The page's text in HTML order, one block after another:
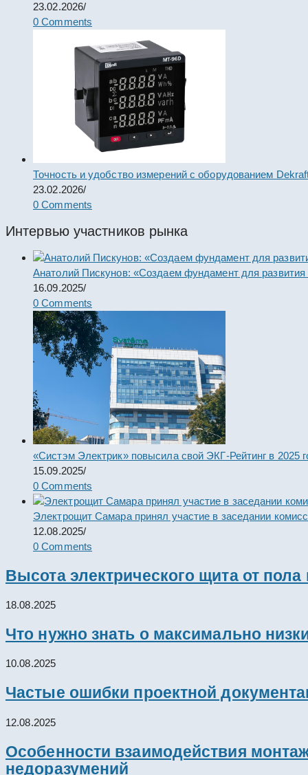
23.02.2026/
0 Comments
Точность и удобство измерений с оборудованием
23.02.2026/
0 Comments
Интервью участников рынка
Анатолий Пискунов: «Создаем фундамент для развития
16.09.2025/
0 Comments
«Систэм Электрик» повысила свой ЭКГ-Рейтинг в 2025
15.09.2025/
0 Comments
Электрощит Самара принял участие в заседании
12.08.2025/
0 Comments
Высота электрического щита от
18.08.2025
Что нужно знать о максимально
10.08.2025
Частые ошибки проектной
12.08.2025
Особенности взаимодействия
недоразумений